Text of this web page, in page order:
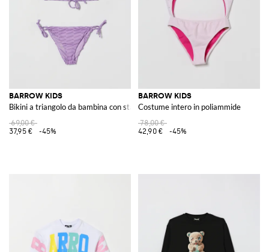
BARROW KIDS
Bikini a triangolo da bambina con stampa Teddy bear e logo a contrasto
69,00 €
37,95 €
-45%
BARROW KIDS
Costume intero in poliammide
78,00 €
42,90 €
-45%